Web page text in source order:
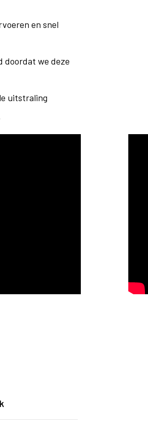
en snel
doordat we deze
uitstraling